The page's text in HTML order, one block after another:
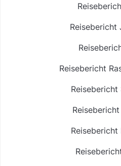
Reisebericht
Reisebericht
Reisebericht
Reisebericht